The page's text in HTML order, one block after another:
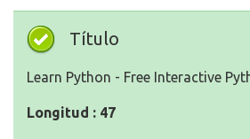
Título
Learn Python - Free Interactive
Longitud : 47